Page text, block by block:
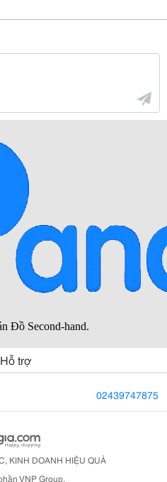
Hỗ trợ
02439747875
KINH DOANH HIỆU QUẢ
VNP Group.